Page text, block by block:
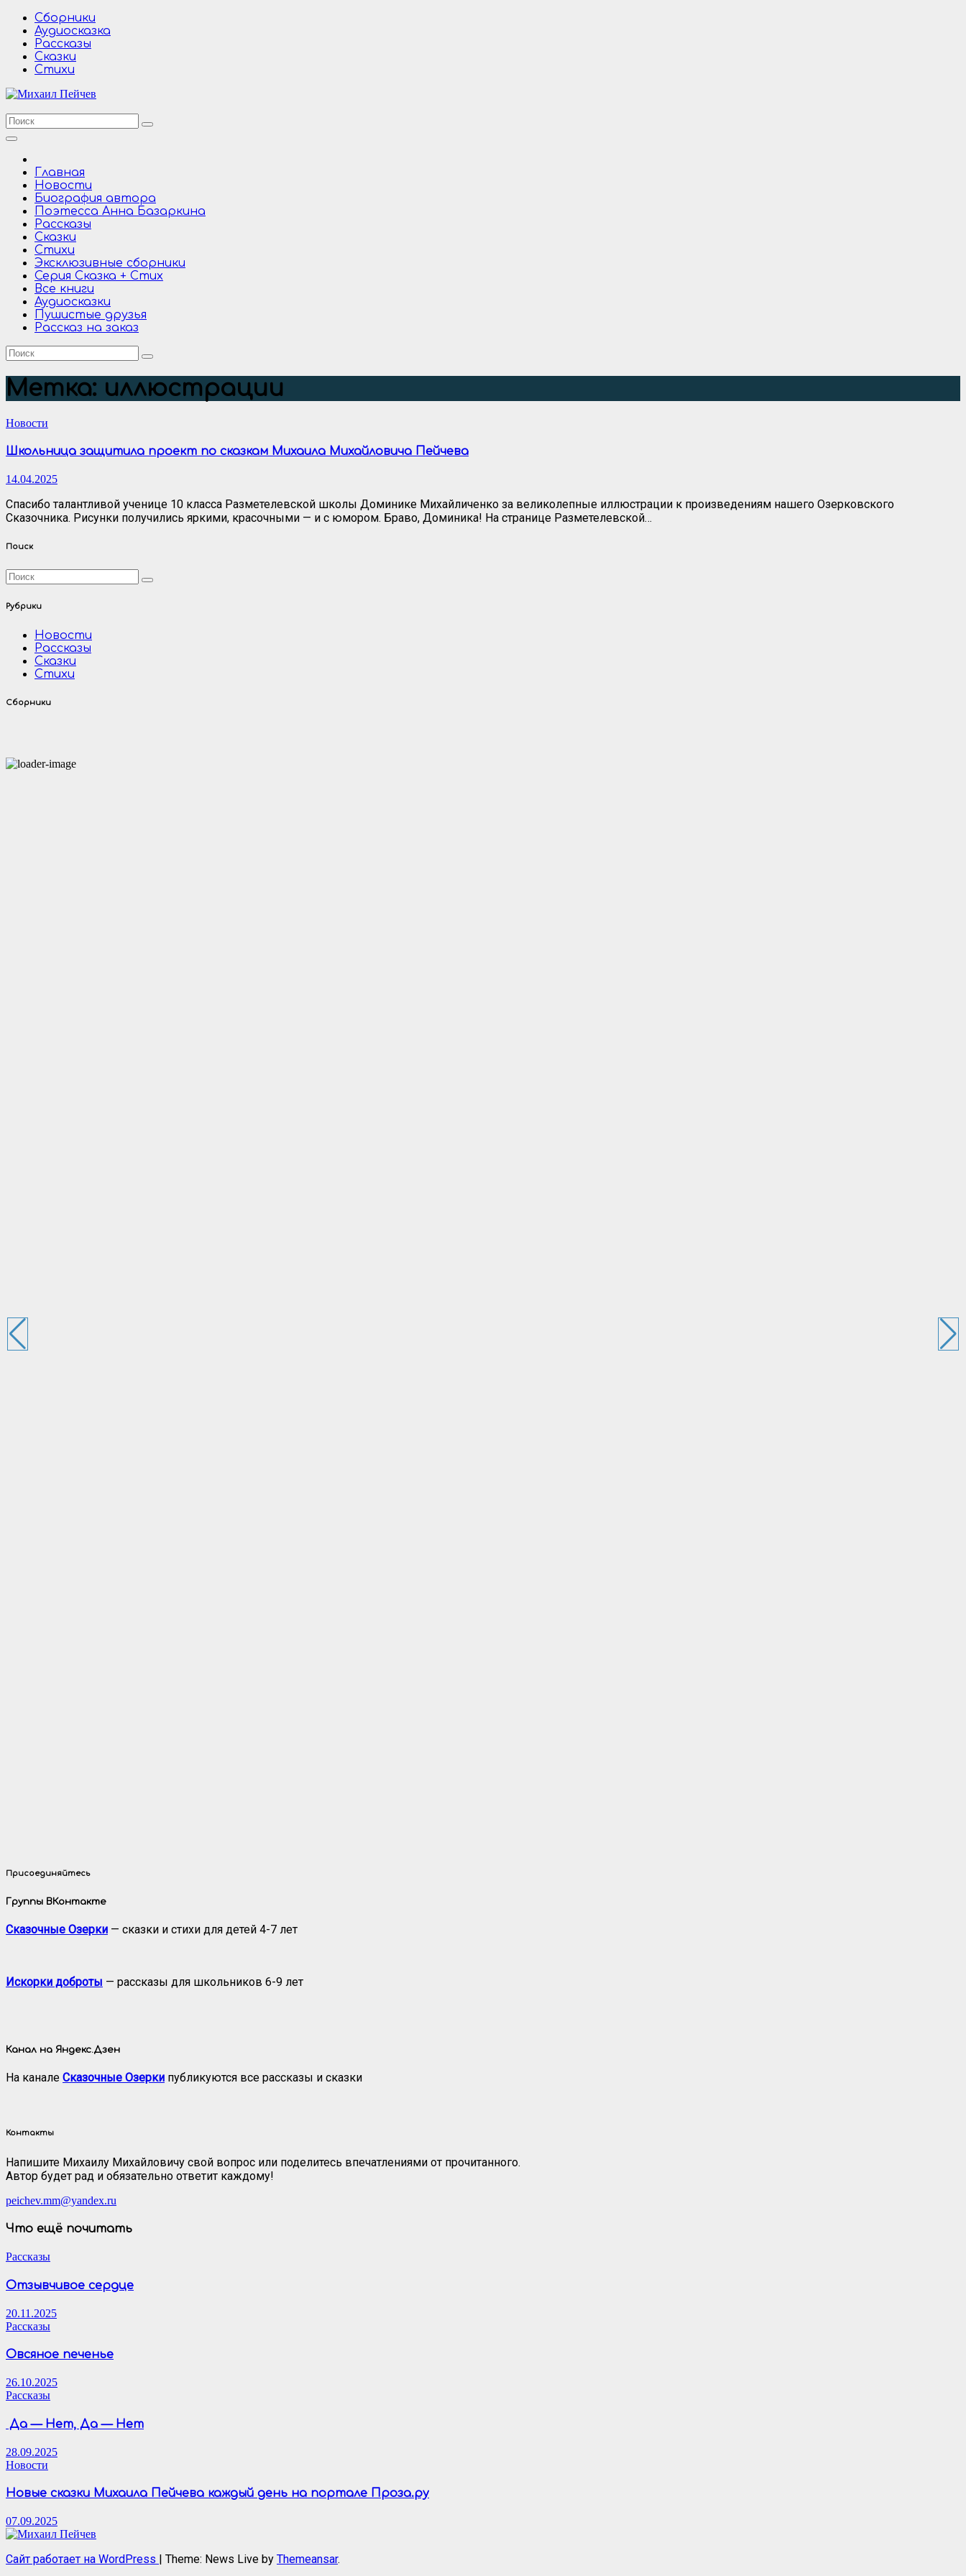
Перейти
содержимому
Сборники
Аудиосказка
Рассказы
Сказки
Стихи
Главная
Новости
Биография автора
Поэтесса Анна Базаркина
Рассказы
Сказки
Стихи
Эксклюзивные сборники
Серия Сказка + Стих
Все книги
Аудиосказки
Пушистые друзья
Рассказ на заказ
Метка: иллюстрации
Новости
Школьница защитила проект по сказкам Михаила Михайловича Пейчева
14.04.2025
Спасибо талантливой ученице 10 класса Разметелевской школы Доминике Михайличенко за великолепные иллюстрации к произведениям нашего Озерковского
Сказочника. Рисунки получились яркими, красочными — и с юмором. Браво, Доминика! На странице Разметелевской…
Поиск
Рубрики
Новости
Рассказы
Сказки
Стихи
Сборники
Присоединяйтесь
Группы ВКонтакте
Сказочные Озерки — сказки и стихи для детей 4-7 лет
Искорки доброты — рассказы для школьников 6-9 лет
Канал на Яндекс.Дзен
На канале Сказочные Озерки публикуются все рассказы и сказки
Контакты
Напишите Михаилу Михайловичу свой вопрос или поделитесь впечатлениями от прочитанного.
Автор будет рад и обязательно ответит каждому!
peichev.mm@yandex.ru
Что ещё почитать
Рассказы
Отзывчивое сердце
20.11.2025
Рассказы
Овсяное печенье
26.10.2025
Рассказы
Да — Нет, Да — Нет
28.09.2025
Новости
Новые сказки Михаила Пейчева каждый день на портале Проза.ру
07.09.2025
Сайт работает на WordPress Theme: News Live by Themeansar.